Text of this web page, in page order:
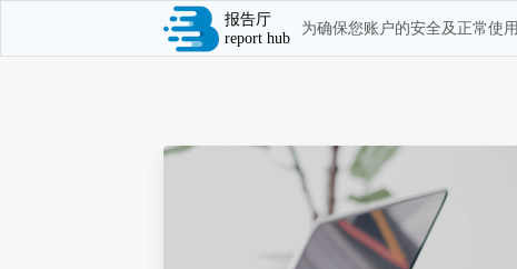
报告厅
report hub
为确保您账户的安全及正常使